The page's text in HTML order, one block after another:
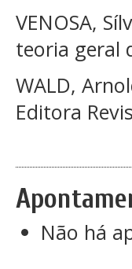
VENOSA,
teoria geral
WALD,
Editora
Não há